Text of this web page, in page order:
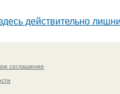
действительно
соглашение